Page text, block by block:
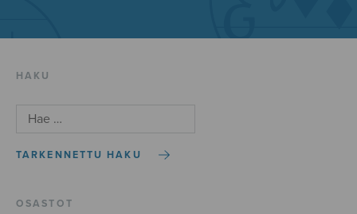
HAKU
TARKENNETTU HAKU
OSASTOT